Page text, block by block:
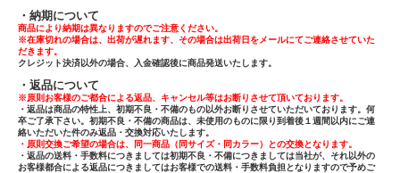
・納期について
商品により納期は異なりますのでご注意ください。
※在庫切れの場合は、出荷が遅れます、その場合は出荷日をメールにてご連絡させていた
だきます。
クレジット決済以外の場合、入金確認後に商品発送いたします。
・返品について
※原則お客様のご都合による返品、キャンセル等はお断りさせて頂いております。
・返品は商品の特性上、初期不良・不備のもの以外お断りさせていただいております。何
卒ご了承下さい。初期不良・不備の商品は、未使用のものに限り到着後１週間以内にご連
絡いただいた件のみ返品・交換対応いたします。
・原則交換ご希望の場合は、同一商品（同サイズ・同カラー）との交換となります。
・返品の送料・手数料につきましては初期不良・不備につきましては当社が、それ以外の
お客様都合による返品につきましてはお客様での送料・手数料負担となりますので予めご